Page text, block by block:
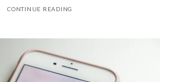
CONTINUE READING